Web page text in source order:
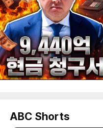
ABC Shorts